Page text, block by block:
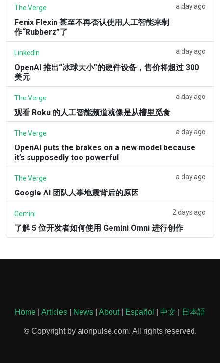
The Verge a day ago
Fenix Flexin 甚至不再否认使用人工智能来制
作“Rubberz”了
LinkedIn a day ago
OpenAI 推出“冰球大小”的硬件设备，售价将超过 300
美元
The Verge a day ago
观看 Roku 的人工智能频道就像是从槽里觅食
The Verge a day ago
OpenAI puts the brakes on a new model because
it’s supposedly too powerful
The Verge a day ago
Google AI 团队人事地震背后的原因
Gemini 2 days ago
了解 5 位开发者如何使用 Gemini Omni 进行创作
Home Articles News About| Español 中文 日本語
© Copyright by aionpulse.com. All rights reserved.